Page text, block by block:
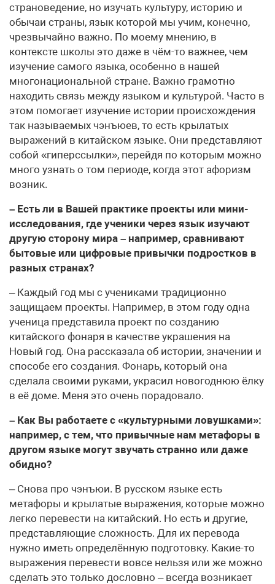
страноведение, но изучать культуру, историю и
обычаи страны, язык которой мы учим, конечно,
чрезвычайно важно. По моему мнению, в
контексте школы это даже в чём-то важнее, чем
изучение самого языка, особенно в нашей
многонациональной стране. Важно грамотно
находить связь между языком и культурой. Часто в
этом помогает изучение истории происхождения
так называемых чэнъюев, то есть крылатых
выражений в китайском языке. Они представляют
собой «гиперссылки», перейдя по которым можно
много узнать о том периоде, когда этот афоризм
возник.
– Есть ли в Вашей практике проекты или мини-
исследования, где ученики через язык изучают
другую сторону мира – например, сравнивают
бытовые или цифровые привычки подростков в
разных странах?
– Каждый год мы с учениками традиционно
защищаем проекты. Например, в этом году одна
ученица представила проект по созданию
китайского фонаря в качестве украшения на
Новый год. Она рассказала об истории, значении и
способе его создания. Фонарь, который она
сделала своими руками, украсил новогоднюю ёлку
в её доме. Меня это очень порадовало.
– Как Вы работаете с «культурными ловушками»:
например, с тем, что привычные нам метафоры в
другом языке могут звучать странно или даже
обидно?
– Снова про чэнъюи. В русском языке есть
метафоры и крылатые выражения, которые можно
легко перевести на китайский. Но есть и другие,
представляющие сложность. Для их перевода
нужно иметь определённую подготовку. Какие-то
выражения перевести вовсе нельзя или же можно
сделать это только дословно – всегда возникает